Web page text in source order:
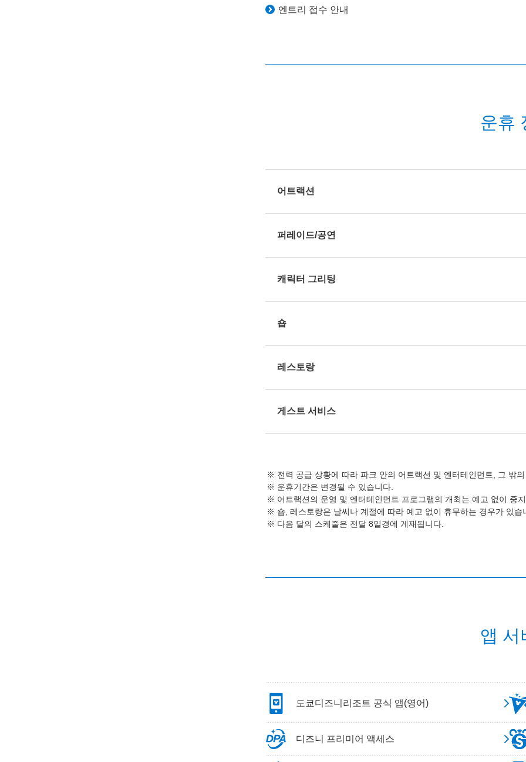
엔트리 접수 안내
운휴
어트랙션
퍼레이드/공연
캐릭터 그리팅
숍
레스토랑
게스트 서비스
전력 공급 상황에 따라 파크 안의 어트랙션 및 엔터테인먼트, 그 밖
운휴기간은 변경될 수 있습니다.
어트랙션의 운영 및 엔터테인먼트 프로그램의 개최는 예고 없이 중
숍, 레스토랑은 날씨나 계절에 따라 예고 없이 휴무하는 경우가 있습
다음 달의 스케줄은 전달 8일경에 게재됩니다.
앱 서
도쿄디즈니리조트 공식 앱(영어)
디즈니 프리미어 액세스